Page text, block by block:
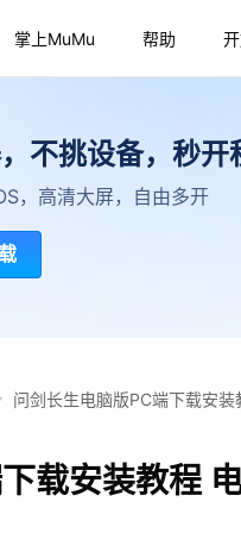
掌上MuMu 帮助
不挑设备，秒开
，高清大屏，自由多开
问剑长生电脑版PC端下载安
载安装教程